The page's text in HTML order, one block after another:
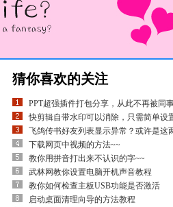
猜你喜欢的关注
PPT超强插件打包分享，从此不再被同
快剪辑自带水印可以消除，只需简单设
飞鸽传书好友列表显示异常？或许是这
下载网页中视频的方法~~
教你用拼音打出来不认识的字~~
武林网教你设置电脑开机声音教程
教你如何检查主板USB功能是否激活
启动桌面清理向导的方法教程